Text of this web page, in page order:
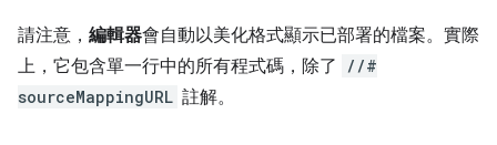
請注意， 編輯器會自動以美化格式顯示已部署的檔案。實際
上，它包含單一行中的所有程式碼，除了
//#
sourceMappingURL 註解。